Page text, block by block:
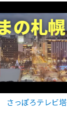
さっぽろテレビ塔